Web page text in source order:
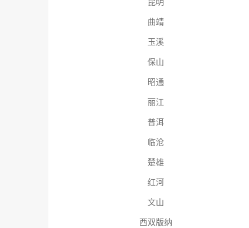
曲靖
玉溪
保山
昭通
丽江
普洱
临沧
楚雄
红河
文山
西双版纳